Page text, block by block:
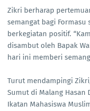
Zikri berharap
semangat bagi Formasu
berkegiatan positif.
disambut oleh Bapak
hari ini memberi
Turut mendampingi
Sumut di Malang Hasan
Ikatan Mahasiswa